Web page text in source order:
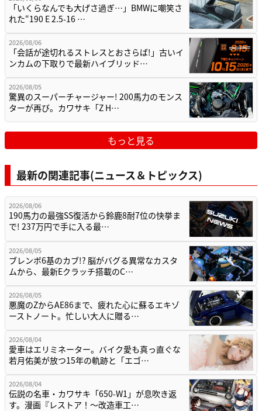
「いくらなんでも大げさ過ぎ…」BMWに嘲笑さ
れた“190 E 2.5-16 …
2026/08/06
「会話が途切れるストレスとおさらば!」古いイ
ンカムの下取りで最新ハイブリッド…
2026/08/05
驚異のスーパーチャージャー! 200馬力のモンス
ターが再び。カワサキ「Z H…
もっと見る
最新の関連記事(ニュース＆トピックス)
2026/08/06
190馬力の最強SS復活から鈴鹿8耐7位の快挙ま
で! 237万円で手に入る最…
2026/08/05
ブレンボ6基のカブ!? 脳がバグる異常なカスタ
ムから、最新Eクラッチ搭載のC…
2026/08/05
悪魔のZからAE86まで、疲れた心に蘇るエキゾ
ーストノート。忙しい大人に贈る…
2026/08/04
愛車はエリミネーター。バイク愛も真っ直ぐな
若月佑美が放つ15年の軌跡と「エゴ…
2026/08/04
伝説の名車・カワサキ「650-W1」が息吹き返
す。漫画『レストア！～改造車工…